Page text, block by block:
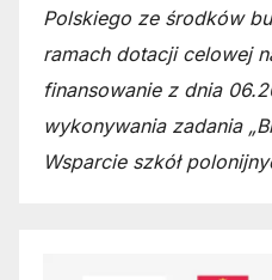
Polskiego ze środków
ramach dotacji celowej
finansowanie z dnia
wykonywania zadania
Wsparcie szkół